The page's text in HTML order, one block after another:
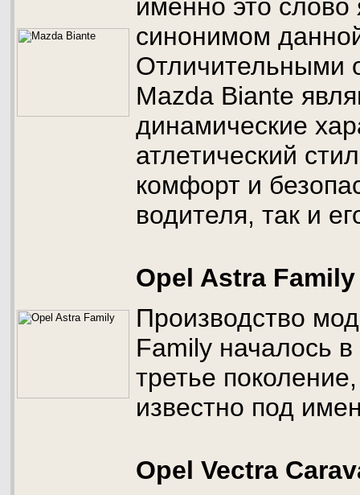
именно это слово
синонимом
Отличительными
Mazda Biante
динамические
атлетический
комфорт и
водителя, так и
Opel Astra Family
Производство
Family началось
третье
известно под
Opel Vectra